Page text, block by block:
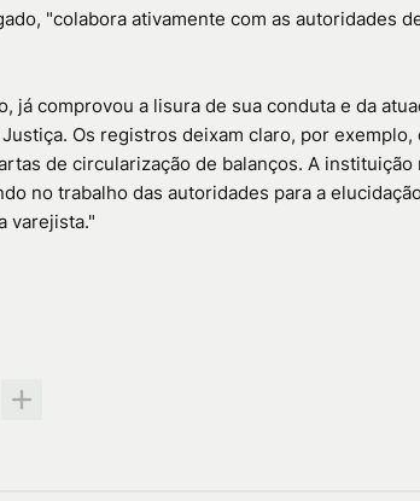
"colabora ativamente com as autoridades
já comprovou a lisura de sua conduta e da
Os registros deixam claro, por exemplo,
de circularização de balanços. A
no trabalho das autoridades para a
varejista."